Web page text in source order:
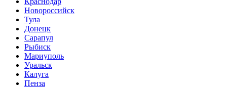
Новороссийск
Тула
Донецк
Сарапул
Рыбиск
Мариуполь
Уральск
Калуга
Пенза